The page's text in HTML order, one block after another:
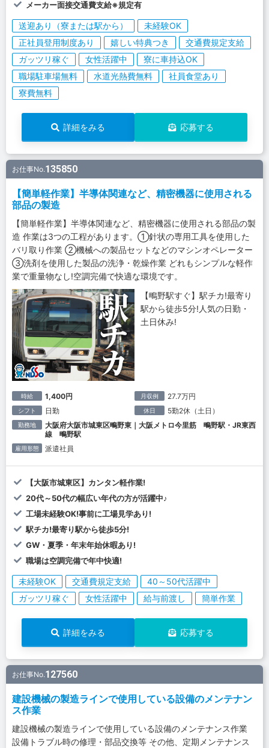
メーカー面接交通費支給※規定有
送迎あり（寮または駅から）
未経験OK
正社員登用制度あり
嬉しい特典つき
交通費規定支給
ガッツリ稼ぐ
女性活躍中
寮に車持込OK
職場駐車場無料
水道光熱費無料
社員食堂あり
寮費無料
詳細をみる 応募する
お仕事No.135850
【簡単軽作業】半導体関連など、精密機器に使用される
部品の製造
【簡単軽作業】半導体関連など、精密機器に使用される部品の製
造 作業は3つの工程があります。①針状の専用工具を使用した
バリ取り作業 ②機械への製品セットなどのマシンオペレーター
③洗剤を使用した製品の洗浄・乾燥作業 どれもシンプルな軽作
業で重量物なし!空調完備で快適な環境です。
【鴫野駅すぐ】駅チカ!最寄り
駅から徒歩5分!人気の日勤・
土日休み!
時給 1,400円 月収例 27.7万円
シフト 日勤 休日 5勤2休（土日）
勤務地
大阪府大阪市城東区鴫野東｜大阪メトロ今里筋 鴫野駅・JR東西
線 鴫野駅
雇用形態 派遣社員
【大阪市城東区】カンタン軽作業!
20代～50代の幅広い年代の方が活躍中♪
工場未経験OK!事前に工場見学あり!
駅チカ!最寄り駅から徒歩5分!
GW・夏季・年末年始休暇あり!
職場は空調完備で年中快適!
未経験OK 交通費規定支給
40～50代活躍中
ガッツリ稼ぐ
女性活躍中 給与前渡し 簡単作業
詳細をみる 応募する
お仕事No.127560
建設機械の製造ラインで使用している設備のメンテナン
ス作業
建設機械の製造ラインで使用している設備のメンテナンス作業
設備トラブル時の修理・部品交換等 その他、定期メンテナンス